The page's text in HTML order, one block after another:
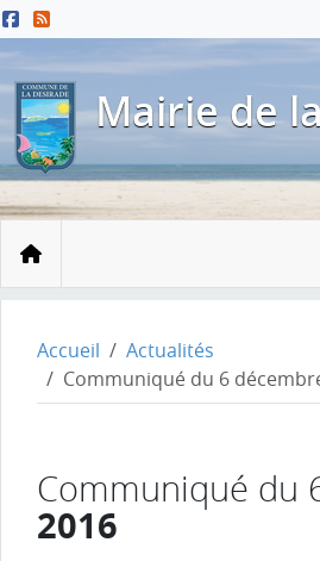
Menu principal
Contenu principal
Pied de page
Mairie de
Accueil
Accueil
Actualités
Communiqué du 6
Communiqué du
2016